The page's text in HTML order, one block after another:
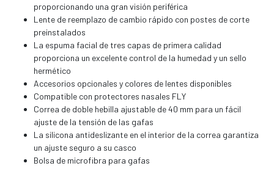
proporcionando una gran visión periférica
Lente de reemplazo de cambio rápido con postes de corte
preinstalados
La espuma facial de tres capas de primera calidad
proporciona un excelente control de la humedad y un sello
hermético
Accesorios opcionales y colores de lentes disponibles
Compatible con protectores nasales FLY
Correa de doble hebilla ajustable de 40 mm para un fácil
ajuste de la tensión de las gafas
La silicona antideslizante en el interior de la correa garantiza
un ajuste seguro a su casco
Bolsa de microfibra para gafas